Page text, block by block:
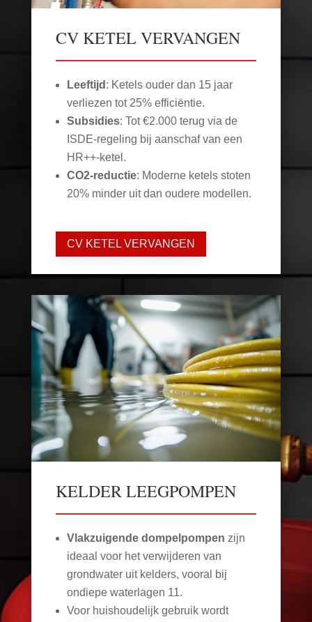
CV KETEL VERVANGEN
Leeftijd : Ketels ouder dan 15 jaar
verliezen tot 25% efficiëntie.
Subsidies: Tot €2.000 terug via de
ISDE-regeling bij aanschaf van een
HR++-ketel.
CO2-reductie: Moderne ketels stoten
20% minder uit dan oudere modellen.
CV KETEL VERVANGEN
KELDER LEEGPOMPEN
Vlakzuigende dompelpompen zijn
ideaal voor het verwijderen van
grondwater uit kelders, vooral bij
ondiepe waterlagen 11.
Voor huishoudelijk gebruik wordt